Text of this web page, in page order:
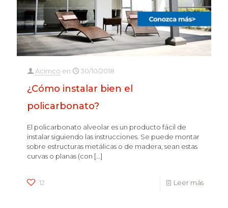
Acimco en 30/10/2018
¿Cómo instalar bien el
policarbonato?
El policarbonato alveolar es un producto fácil de
instalar siguiendo las instrucciones. Se puede montar
sobre estructuras metálicas o de madera, sean estas
curvas o planas (con […]
12 Leer más